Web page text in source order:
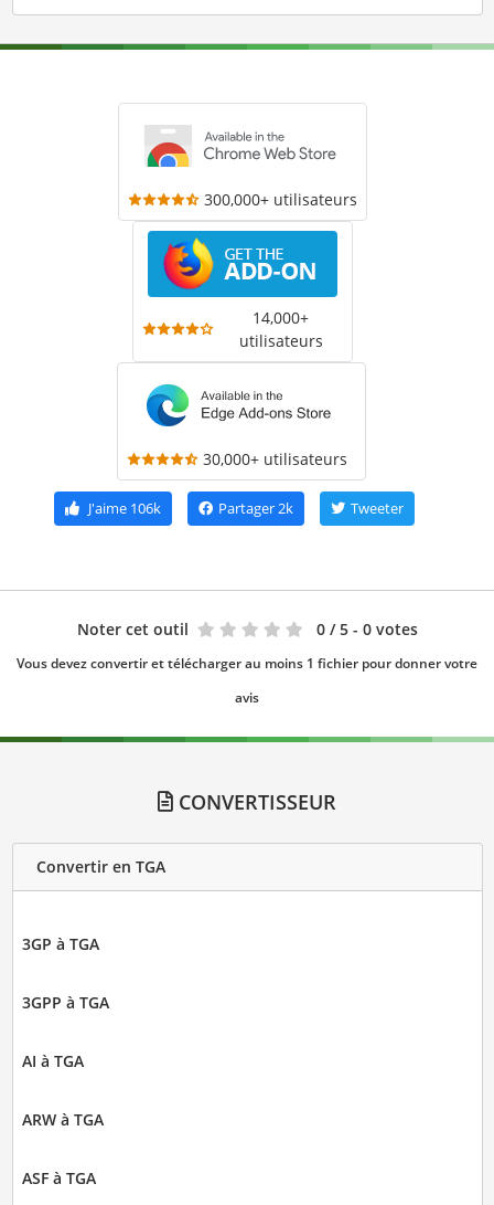
300,000+ utilisateurs
14,000+
utilisateurs
30,000+ utilisateurs
J'aime106k Partager2k Tweeter
Noter cet outil 0 / 5 - 0 votes
Vous devez convertir et télécharger au moins 1 fichier pour donner votre
avis
CONVERTISSEUR
Convertir en TGA
3GP à TGA
3GPP à TGA
AI à TGA
ARW à TGA
ASF à TGA